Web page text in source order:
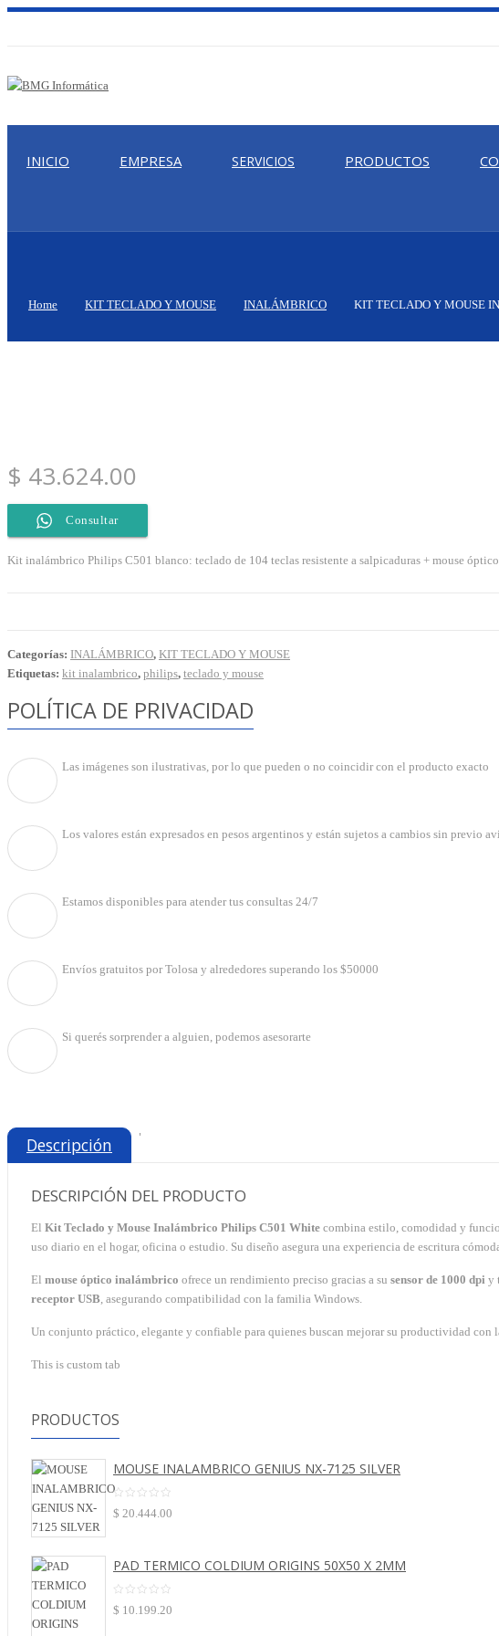
INICIO EMPRESA SERVICIOS PRODUCTOS
Home KIT TECLADO Y MOUSE INALÁMBRICO KIT TECLADO Y MOUSE
$ 43.624.00
Consultar
Kit inalámbrico Philips C501 blanco: teclado de 104 teclas resistente a salpicaduras + mouse
Categorías: INALÁMBRICO, KIT TECLADO Y MOUSE
Etiquetas: kit inalambrico, philips, teclado y mouse
POLÍTICA DE PRIVACIDAD
Las imágenes son ilustrativas, por lo que pueden o no coincidir con el producto exacto
Los valores están expresados en pesos argentinos y están sujetos a cambios sin previo
Estamos disponibles para atender tus consultas 24/7
Envíos gratuitos por Tolosa y alrededores superando los $50000
Si querés sorprender a alguien, podemos asesorarte
Descripción '
DESCRIPCIÓN DEL PRODUCTO
El Kit Teclado y Mouse Inalámbrico Philips C501 White combina estilo, comodidad y
uso diario en el hogar, oficina o estudio. Su diseño asegura una experiencia de escritura
El mouse óptico inalámbrico ofrece un rendimiento preciso gracias a su sensor de 1000 dpi y
receptor USB, asegurando compatibilidad con la familia Windows.
Un conjunto práctico, elegante y confiable para quienes buscan mejorar su productividad con
This is custom tab
PRODUCTOS
MOUSE INALAMBRICO GENIUS NX-7125 SILVER
$ 20.444.00
PAD TERMICO COLDIUM ORIGINS 50X50 X 2MM
$ 10.199.20